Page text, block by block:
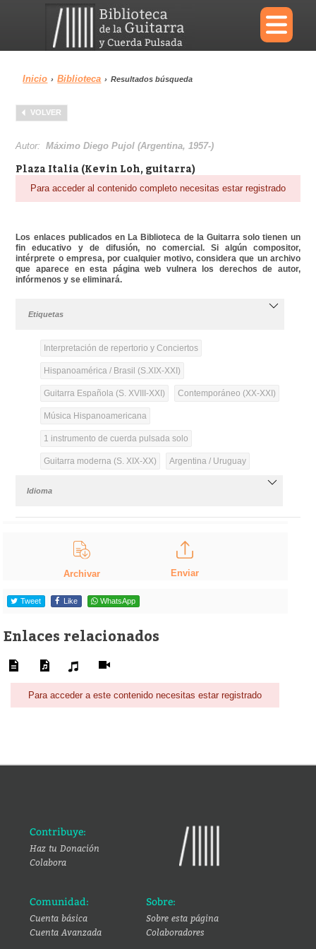
×
Menu
Biblioteca Diccionario
Inicio › Biblioteca › Resultados búsqueda
VOLVER
Autor:Máximo Diego Pujol (Argentina, 1957-)
Plaza Italia (Kevin Loh, guitarra)
Para acceder al contenido completo necesitas estar registrado
Los enlaces publicados en La Biblioteca de la Guitarra solo tienen un
fin educativo y de difusión, no comercial. Si algún compositor,
intérprete o empresa, por cualquier motivo, considera que un archivo
que aparece en esta página web vulnera los derechos de autor,
infórmenos y se eliminará.
Etiquetas
Interpretación de repertorio y Conciertos
Hispanoamérica / Brasil (S.XIX-XXI)
Guitarra Española (S. XVIII-XXI) Contemporáneo (XX-XXI)
Música Hispanoamericana
1 instrumento de cuerda pulsada solo
Guitarra moderna (S. XIX-XX) Argentina / Uruguay
Idioma
Archivar Enviar
Tweet Like WhatsApp
Enlaces relacionados
Para acceder a este contenido necesitas estar registrado
Contribuye:
Haz tu Donación
Colabora
Comunidad:
Cuenta básica
Cuenta Avanzada
Sobre:
Sobre esta página
Colaboradores